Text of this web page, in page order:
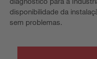
disponibilidade da
sem problemas.